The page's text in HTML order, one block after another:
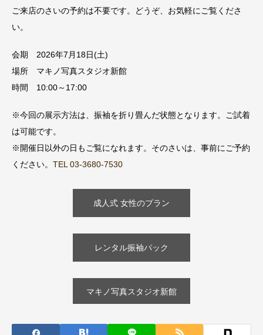
ご来店のさいの予約は不要です。どうぞ、お気軽にご覧くださ
い。
会期 2026年7月18日(土)
場所 マキノ写真スタジオ新館
時間 10:00～17:00
※今回の展示方法は、振袖を折り畳んだ状態となります。ご試着
は可能です。
※開催日以外の日もご覧になれます。そのさいは、事前にご予約
ください。 TEL 03-3680-7530
成人式 女性のプラン
レンタル振袖パック
マキノ写真スタジオ新館